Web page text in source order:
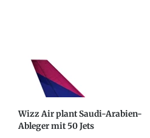
Wizz Air plant Saudi-Arabien-
Ableger mit 50 Jets